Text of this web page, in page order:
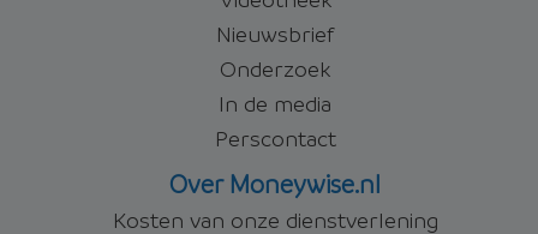
Nieuwsbrief
Onderzoek
In de media
Perscontact
Over Moneywise.nl
Kosten van onze dienstverlening